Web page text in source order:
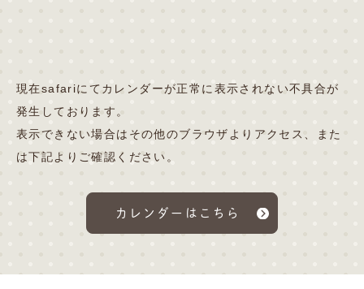
現在safariにてカレンダーが正常に表示されない不具合が
発生しております。
表示できない場合はその他のブラウザよりアクセス、また
は下記よりご確認ください。
カレンダーはこちら